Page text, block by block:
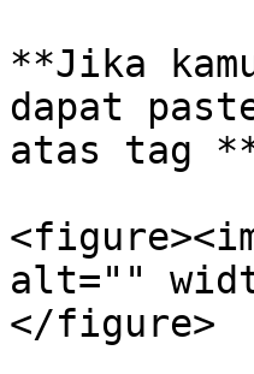
**Jika
dapat
atas tag
alt=""
</figure>